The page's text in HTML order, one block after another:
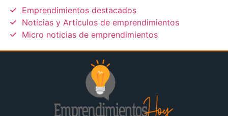
Emprendimientos destacados
Noticias y Articulos de emprendimientos
Micro noticias de emprendimientos